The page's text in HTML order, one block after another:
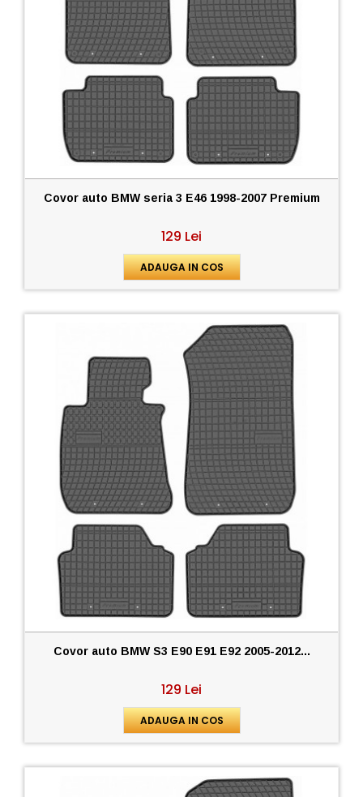
Covor auto BMW seria 3 E46 1998-2007 Premium
129 Lei
ADAUGA IN COS
Covor auto BMW S3 E90 E91 E92 2005-2012...
129 Lei
ADAUGA IN COS